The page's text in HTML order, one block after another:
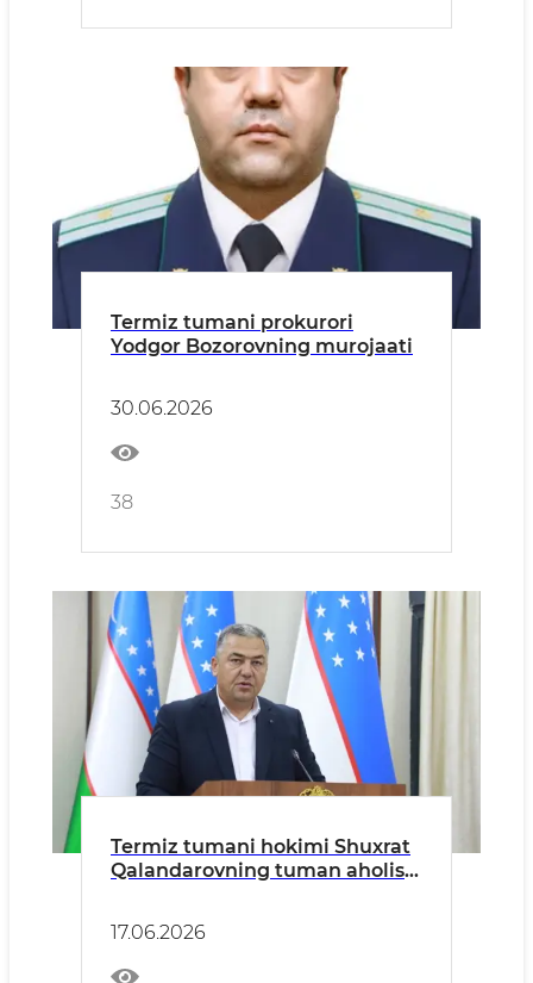
Termiz tumani prokurori
Yodgor Bozorovning murojaati
30.06.2026
38
Termiz tumani hokimi Shuxrat
Qalandarovning tuman aholisi
17.06.2026